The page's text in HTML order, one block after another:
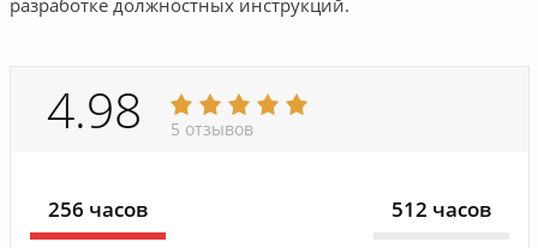
разработке должностных инструкций.
4.98 5 отзывов
256 часов 512 часов